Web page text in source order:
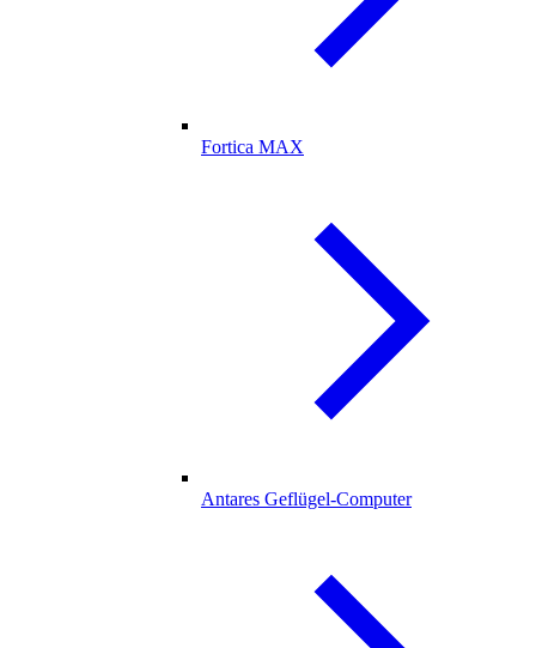
Fortica MAX
Antares Geflügel-Computer